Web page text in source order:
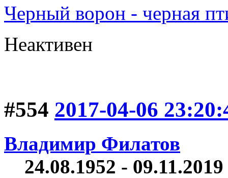
Черный ворон - черная
Неактивен
#554 2017-04-06
Владимир Филатов
24.08.1952 -